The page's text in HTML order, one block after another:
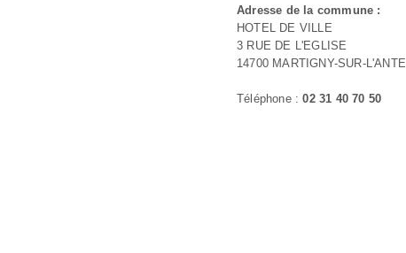
Adresse de la commune :
HOTEL DE VILLE
3 RUE DE L'EGLISE
14700 MARTIGNY-SUR-L'ANTE
Téléphone :02 31 40 70 50